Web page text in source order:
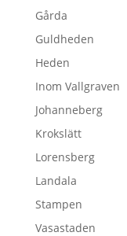
Gårda
Guldheden
Heden
Inom Vallgraven
Johanneberg
Krokslätt
Lorensberg
Landala
Stampen
Vasastaden